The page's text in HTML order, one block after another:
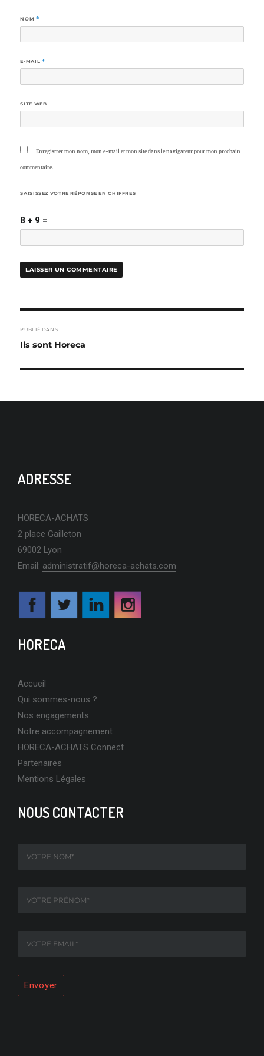
NOM *
E-MAIL *
SITE WEB
Enregistrer mon nom, mon e-mail et mon site dans le navigateur pour mon prochain
commentaire.
SAISISSEZ VOTRE RÉPONSE EN CHIFFRES
8 + 9 =
DE
PUBLIÉ DANS
Ils sont Horeca
ADRESSE
HORECA-ACHATS
2 place Gailleton
69002 Lyon
Email: administratif@horeca-achats.com
HORECA
Accueil
Qui sommes-nous ?
Nos engagements
Notre accompagnement
HORECA-ACHATS Connect
Partenaires
Mentions Légales
NOUS CONTACTER